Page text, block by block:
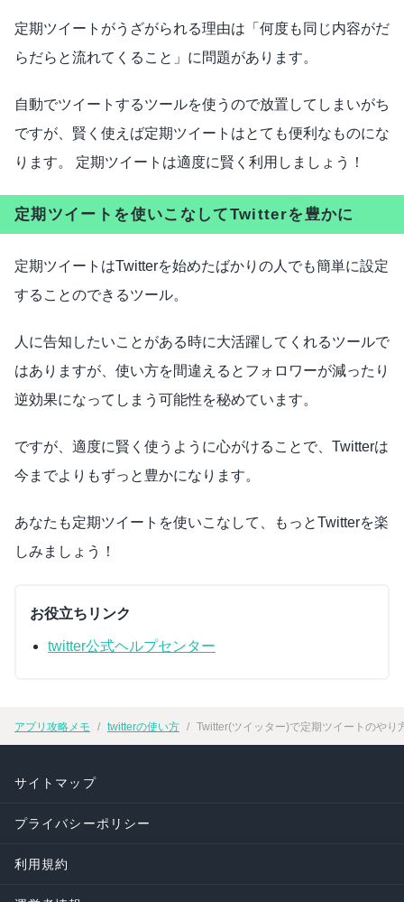
定期ツイートがうざがられる理由は「何度も同じ内容がだ
らだらと流れてくること」に問題があります。
自動でツイートするツールを使うので放置してしまいがち
ですが、賢く使えば定期ツイートはとても便利なものにな
ります。 定期ツイートは適度に賢く利用しましょう！
定期ツイートを使いこなしてTwitterを豊かに
定期ツイートはTwitterを始めたばかりの人でも簡単に設定
することのできるツール。
人に告知したいことがある時に大活躍してくれるツールで
はありますが、使い方を間違えるとフォロワーが減ったり
逆効果になってしまう可能性を秘めています。
ですが、適度に賢く使うように心がけることで、Twitterは
今までよりもずっと豊かになります。 
あなたも定期ツイートを使いこなして、もっとTwitterを楽
しみましょう！
お役立ちリンク
twitter公式ヘルプセンター
アプリ攻略メモ twitterの使い方 Twitter(ツイッター)で定期ツイートのやり
サイトマップ
プライバシーポリシー
利用規約